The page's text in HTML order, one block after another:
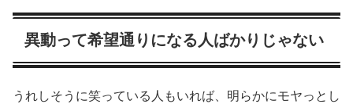
異動って希望通りになる人ばかりじゃない
うれしそうに笑っている人もいれば、明らかにモヤっとし